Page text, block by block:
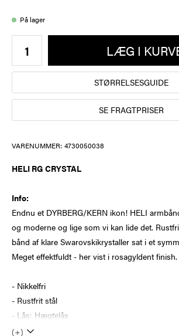
På lager
LÆG I
STØRRELSESGUIDE
SE FRAGTPRISER
VARENUMMER: 4730050038
HELI RG CRYSTAL
Info:
Endnu et DYRBERG/KERN ikon! HELI
og moderne og lige som vi kan lide det.
bånd af klare Swarovskikrystaller sat i et
Meget effektfuldt - her vist i rosagyldent finish.
- Nikkelfri
- Rustfrit stål
- Lås: Hægtelås
(+)